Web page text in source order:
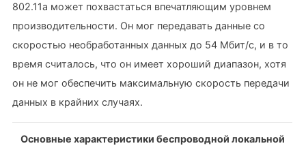
802.11a может похвастаться впечатляющим уровнем
производительности. Он мог передавать данные со
скоростью необработанных данных до 54 Мбит/с, и в то
время считалось, что он имеет хороший диапазон, хотя
он не мог обеспечить максимальную скорость передачи
данных в крайних случаях.
Основные характеристики беспроводной локальной